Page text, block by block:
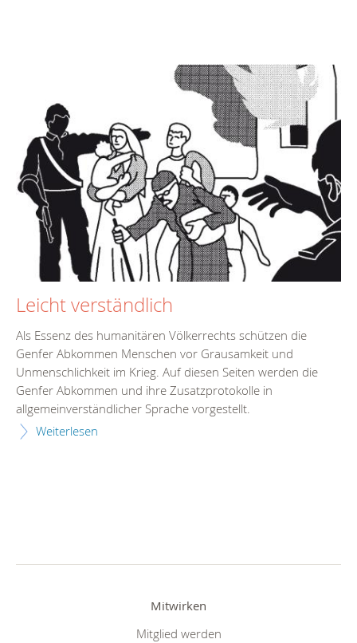
Leicht verständlich
Als Essenz des humanitären Völkerrechts schützen die
Genfer Abkommen Menschen vor Grausamkeit und
Unmenschlichkeit im Krieg. Auf diesen Seiten werden die
Genfer Abkommen und ihre Zusatzprotokolle in
allgemeinverständlicher Sprache vorgestellt.
Weiterlesen
Mitwirken
Mitglied werden